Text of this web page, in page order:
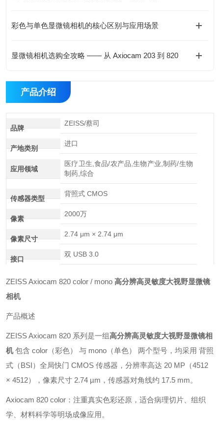
彩色与单色显微镜相机的核心区别与应用场景
显微镜相机选购全攻略 —— 从 Axiocam 203 到 820
产品介绍
品牌
ZEISS/蔡司
产地类别
进口
应用领域
医疗卫生,食品/农产品,生物产业,制药/生物
制药,综合
传感器类型
背照式 CMOS
像素
2000万
像素尺寸
2.74 μm × 2.74 μm
接口
双 USB 3.0
ZEISS Axiocam 820 color / mono 高分辨高灵敏度大视野显微镜
相机
产品概述
ZEISS Axiocam 820 系列是一组高分辨高灵敏度大视野显微镜相
机包含 color（彩色） 与 mono（单色） 两个型号，均采用 背照
式（BSI）全局快门 CMOS 传感器，分辨率高达 20 MP（4512
× 4512），像素尺寸 2.74 µm，传感器对角线约 17.5 mm。
Axiocam 820 color：注重真实色彩还原，适合病理切片、组织
学、材料科学等明场成像应用。